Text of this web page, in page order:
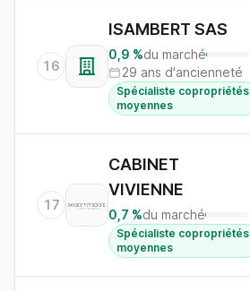
16
ISAMBERT SAS
0,9 %du marché
29 ans d'ancienneté
Spécialiste copropriétés
moyennes
17
CABINET
VIVIENNE
0,7 %du marché
Spécialiste copropriétés
moyennes